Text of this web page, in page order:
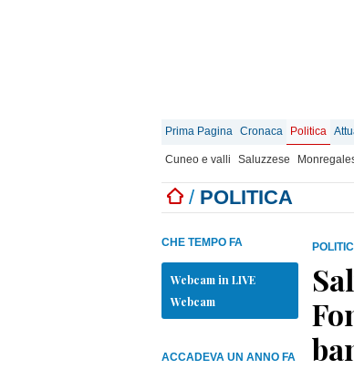
Prima Pagina Cronaca Politica
Cuneo e valli Saluzzese
/ POLITICA
CHE TEMPO FA
Webcam in LIVE
Webcam
ACCADEVA UN ANNO FA